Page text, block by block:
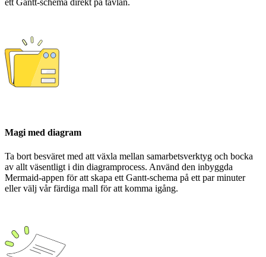
ett Gantt-schema direkt på tavlan.
Magi med diagram
Ta bort besväret med att växla mellan samarbetsverktyg och bocka
av allt väsentligt i din diagramprocess. Använd den inbyggda
Mermaid-appen för att skapa ett Gantt-schema på ett par minuter
eller välj vår färdiga mall för att komma igång.